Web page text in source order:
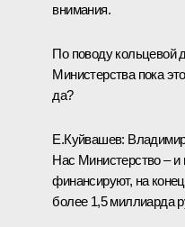
внимания.
По поводу кольцевой
Министерства пока
да?
Е.Куйвашев:
Нас Министерство – и
финансируют, на
более 1,5 миллиарда